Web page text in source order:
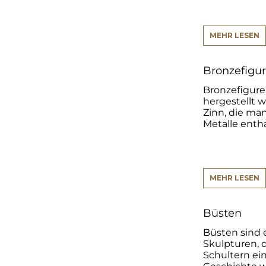
MEHR LESEN
hergestellt
Zinn, die
Metalle
MEHR LESEN
Büsten
Büsten sind
Skulpturen,
Schultern